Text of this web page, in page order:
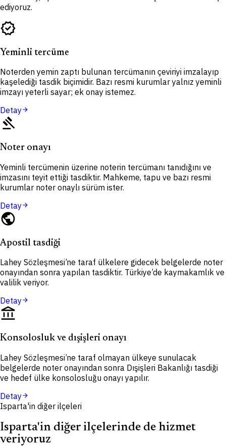
ediyoruz.
verified
Yeminli tercüme
Noterden yemin zaptı bulunan tercümanın çeviriyi imzalayıp
kaşelediği tasdik biçimidir. Bazı resmi kurumlar yalnız yeminli
imzayı yeterli sayar; ek onay istemez.
Detayarrow_forward
gavel
Noter onayı
Yeminli tercümenin üzerine noterin tercümanı tanıdığını ve
imzasını teyit ettiği tasdiktir. Mahkeme, tapu ve bazı resmi
kurumlar noter onaylı sürüm ister.
Detayarrow_forward
public
Apostil tasdiği
Lahey Sözleşmesi’ne taraf ülkelere gidecek belgelerde noter
onayından sonra yapılan tasdiktir. Türkiye’de kaymakamlık ve
valilik veriyor.
Detayarrow_forward
account_balance
Konsolosluk ve dışişleri onayı
Lahey Sözleşmesi’ne taraf olmayan ülkeye sunulacak
belgelerde noter onayından sonra Dışişleri Bakanlığı tasdiği
ve hedef ülke konsolosluğu onayı yapılır.
Detayarrow_forward
Isparta'in diğer ilçeleri
Isparta'in diğer ilçelerinde de hizmet
veriyoruz